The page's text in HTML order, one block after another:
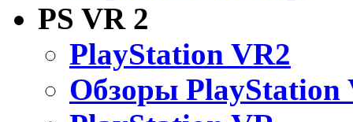
PS VR 2
PlayStation VR2
Обзоры PlayStation